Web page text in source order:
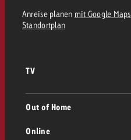
Anreise planen mit Google Maps
Standortplan
TV
Out of Home
Out of Home Übersicht
Online